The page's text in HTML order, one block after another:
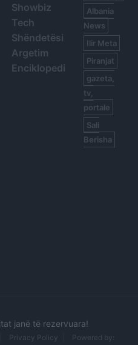
Showbiz
Tech
Shëndetësi
Argetim
Enciklopedi
Albania
News
Ilir Meta
Piranjat
gazeta,
tv,
portale
Sali
Berisha
janë të rezervuara!
Privacy Policy Powered by: